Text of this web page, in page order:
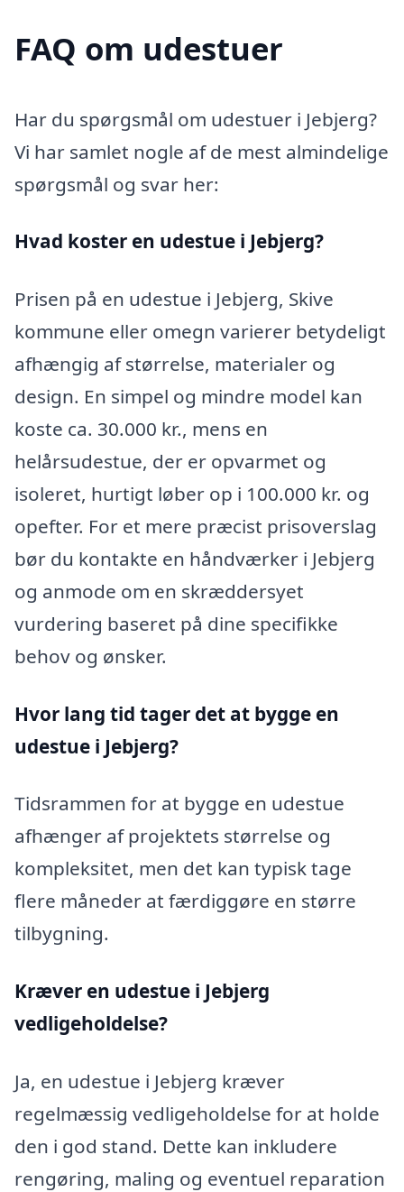
FAQ om udestuer
Har du spørgsmål om udestuer i Jebjerg?
Vi har samlet nogle af de mest almindelige
spørgsmål og svar her:
Hvad koster en udestue i Jebjerg?
Prisen på en udestue i Jebjerg, Skive
kommune eller omegn varierer betydeligt
afhængig af størrelse, materialer og
design. En simpel og mindre model kan
koste ca. 30.000 kr., mens en
helårsudestue, der er opvarmet og
isoleret, hurtigt løber op i 100.000 kr. og
opefter. For et mere præcist prisoverslag
bør du kontakte en håndværker i Jebjerg
og anmode om en skræddersyet
vurdering baseret på dine specifikke
behov og ønsker.
Hvor lang tid tager det at bygge en
udestue i Jebjerg?
Tidsrammen for at bygge en udestue
afhænger af projektets størrelse og
kompleksitet, men det kan typisk tage
flere måneder at færdiggøre en større
tilbygning.
Kræver en udestue i Jebjerg
vedligeholdelse?
Ja, en udestue i Jebjerg kræver
regelmæssig vedligeholdelse for at holde
den i god stand. Dette kan inkludere
rengøring, maling og eventuel reparation